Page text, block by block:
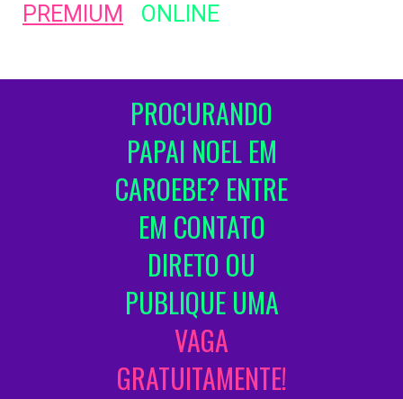
PREMIUM ONLINE
PROCURANDO
PAPAI NOEL EM
CAROEBE? ENTRE
EM CONTATO
DIRETO OU
PUBLIQUE UMA
VAGA
GRATUITAMENTE!